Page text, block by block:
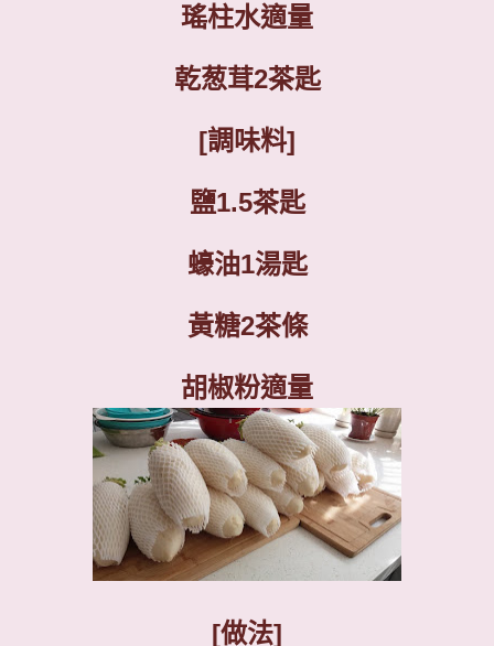
瑤柱水適量
乾葱茸2茶匙
[調味料]
鹽1.5茶匙
蠔油1湯匙
黃糖2茶條
胡椒粉適量
[做法]